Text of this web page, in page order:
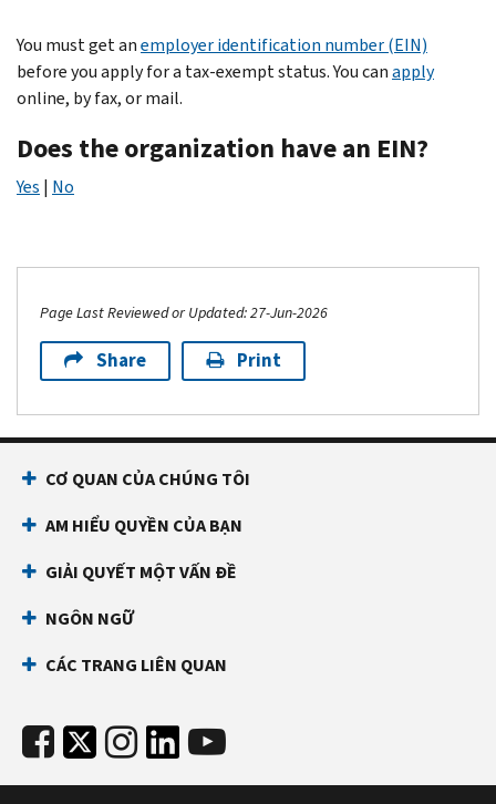
You must get anemployer identification number (EIN)
before you apply for a tax-exempt status. You canapply
online, by fax, or mail.
Does the organization have an EIN?
Yes | No
Page Last Reviewed or Updated: 27-Jun-2026
Share Print
CƠ QUAN CỦA CHÚNG TÔI
AM HIỂU QUYỀN CỦA BẠN
GIẢI QUYẾT MỘT VẤN ĐỀ
NGÔN NGỮ
CÁC TRANG LIÊN QUAN